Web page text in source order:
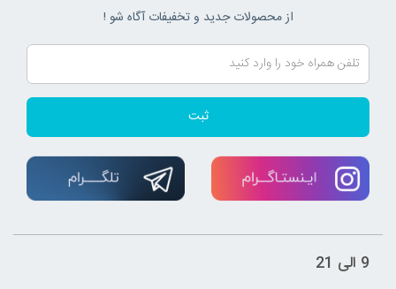
از محصولات جدید و تخفیفات آگاه شو !
ثبت
9 الی 21